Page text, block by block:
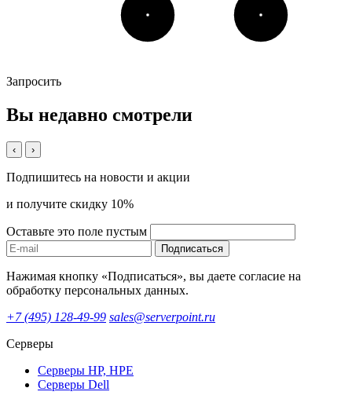
Запросить
Вы недавно смотрели
‹ ›
Подпишитесь на новости и акции
и получите скидку 10%
Оставьте это поле пустым
Подписаться
Нажимая кнопку «Подписаться», вы даете согласие на
обработку персональных данных.
+7 (495) 128-49-99 sales@serverpoint.ru
Серверы
Серверы HP, HPE
Серверы Dell